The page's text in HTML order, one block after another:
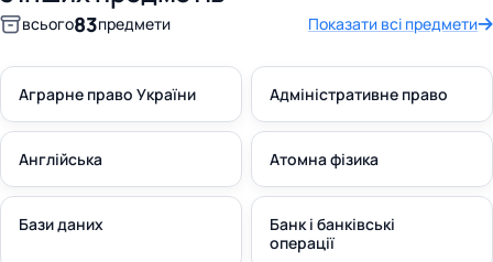
всього83предмети Показати всі предмети
Аграрне право України Адміністративне право
Англійська Атомна фізика
Бази даних
Банк і банківські
операції